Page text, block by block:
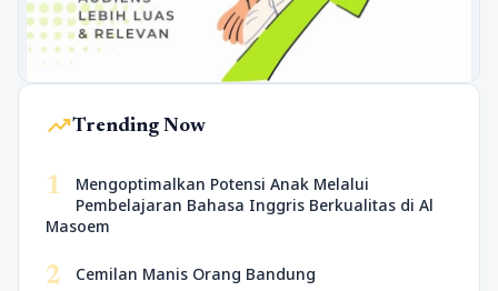
trending_upTrending Now
1
Mengoptimalkan Potensi Anak Melalui
Pembelajaran Bahasa Inggris Berkualitas di Al
Masoem
2 Cemilan Manis Orang Bandung